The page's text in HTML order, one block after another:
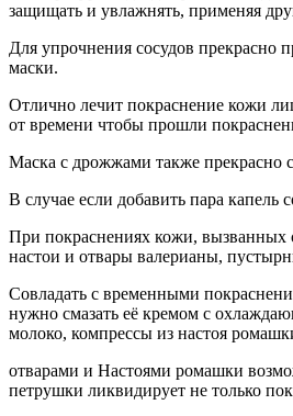
защищать и увлажнять, применяя
Для упрочнения сосудов прекрасно
маски.
Отлично лечит покраснение кожи
от времени чтобы прошли
Маска с дрожжами также прекрасно
В случае если добавить пара капель
При покраснениях кожи, вызванных
настои и отвары валерианы,
Совладать с временными
нужно смазать её кремом с
молоко, компрессы из настоя
отварами и Настоями ромашки
петрушки ликвидирует не только